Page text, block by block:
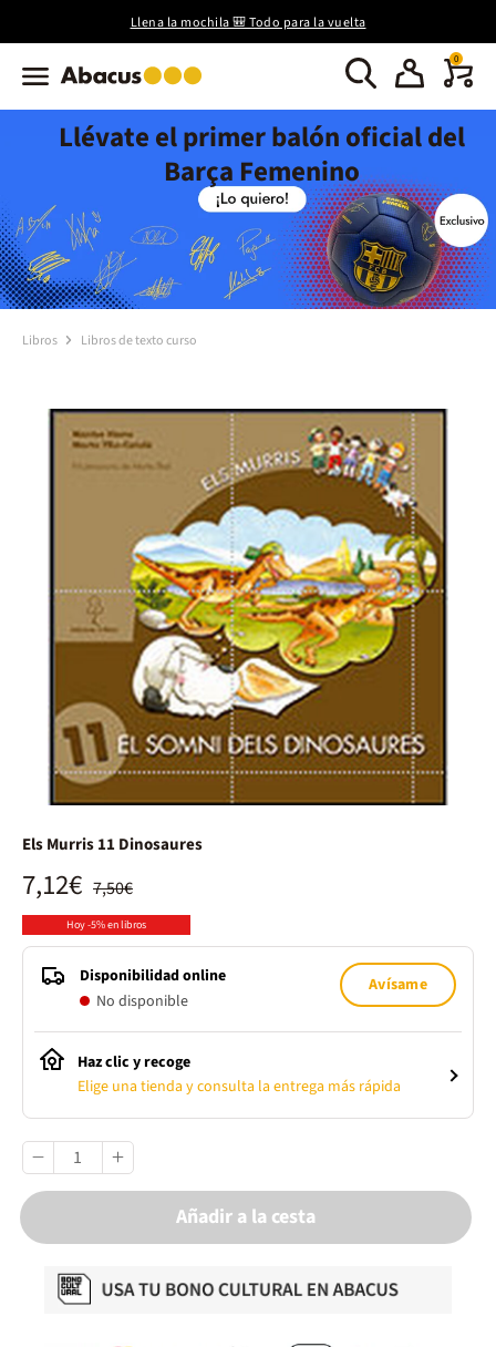
Llena la mochila 🎒 Todo para la vuelta
0
Llévate el primer balón oficial del
Barça Femenino
Libros Libros de texto curso
Els Murris 11 Dinosaures
7,50€
7,12€
Hoy -5% en libros
Disponibilidad online
No disponible
Avísame
Haz clic y recoge
Elige una tienda y consulta la entrega más rápida
Añadir a la cesta